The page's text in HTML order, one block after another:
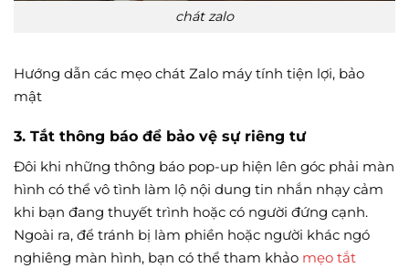
chát zalo
Hướng dẫn các mẹo chát Zalo máy tính tiện lợi, bảo
mật
3. Tắt thông báo để bảo vệ sự riêng tư
Đôi khi những thông báo pop-up hiện lên góc phải màn
hình có thể vô tình làm lộ nội dung tin nhắn nhạy cảm
khi bạn đang thuyết trình hoặc có người đứng cạnh.
Ngoài ra, để tránh bị làm phiền hoặc người khác ngó
nghiêng màn hình, bạn có thể tham khảo mẹo tắt